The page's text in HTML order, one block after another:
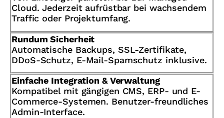
Cloud. Jederzeit aufrüstbar bei wachsendem
Traffic oder Projektumfang.
Rundum Sicherheit
Automatische Backups, SSL-Zertifikate,
DDoS-Schutz, E-Mail-Spamschutz inklusive.
Einfache Integration & Verwaltung
Kompatibel mit gängigen CMS, ERP- und E-
Commerce-Systemen. Benutzer-freundliches
Admin-Interface.